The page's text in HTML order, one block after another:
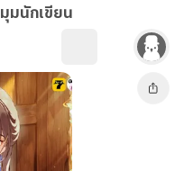
มุมนักเขียน